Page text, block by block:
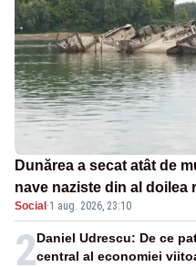
Dunărea a secat atât de
nave naziste din al doilea
Social ·1 aug. 2026, 23:10
2Daniel Udrescu: De ce
central al economiei